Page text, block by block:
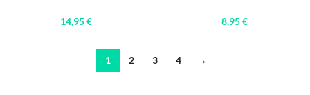
14,95€ 8,95€
1 2 3 4 →